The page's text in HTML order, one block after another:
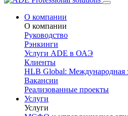
О компании
О компании
Руководство
Рэнкинги
Услуги ADE в ОАЭ
Клиенты
HLB Global: Международная
Вакансии
Реализованные проекты
Услуги
Услуги